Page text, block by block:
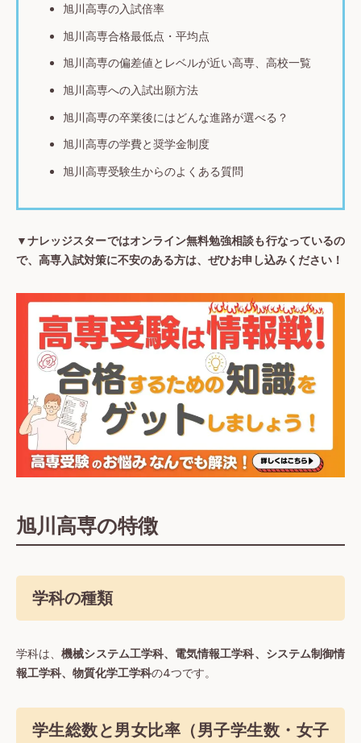
旭川高専の入試倍率
旭川高専合格最低点・平均点
旭川高専の偏差値とレベルが近い高専、高校一覧
旭川高専への入試出願方法
旭川高専の卒業後にはどんな進路が選べる？
旭川高専の学費と奨学金制度
旭川高専受験生からのよくある質問
▼ナレッジスターではオンライン無料勉強相談も行なっているの
で、高専入試対策に不安のある方は、ぜひお申し込みください！
旭川高専の特徴
学科の種類
学科は、機械システム工学科、電気情報工学科、システム制御情
報⼯学科、物質化学工学科の4つです。
学生総数と男女比率（男子学生数・女子